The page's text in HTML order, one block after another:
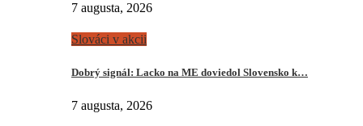
7 augusta, 2026
Slováci v akcii
Dobrý signál: Lacko na ME doviedol Slovensko k…
7 augusta, 2026